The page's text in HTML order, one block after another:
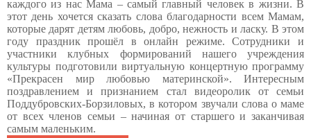
каждого из нас Мама – самый главный человек в жизни. В
этот день хочется сказать слова благодарности всем Мамам,
которые дарят детям любовь, добро, нежность и ласку. В этом
году праздник прошёл в онлайн режиме. Сотрудники и
участники клубных формирований нашего учреждения
культуры подготовили виртуальную концертную программу
«Прекрасен мир любовью материнской». Интересным
поздравлением и признанием стал видеоролик от семьи
Поддубровских-Борзиловых, в котором звучали слова о маме
от всех членов семьи – начиная от старшего и заканчивая
самым маленьким.